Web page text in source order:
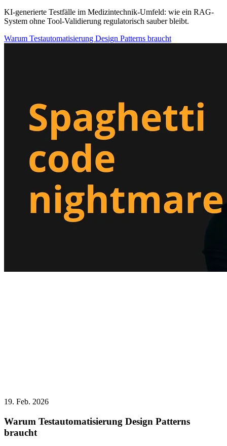
KI-generierte Testfälle im Medizintechnik-Umfeld: wie ein RAG-
System ohne Tool-Validierung regulatorisch sauber bleibt.
Warum Testautomatisierung Design Patterns braucht
19. Feb. 2026
Warum Testautomatisierung Design Patterns
braucht